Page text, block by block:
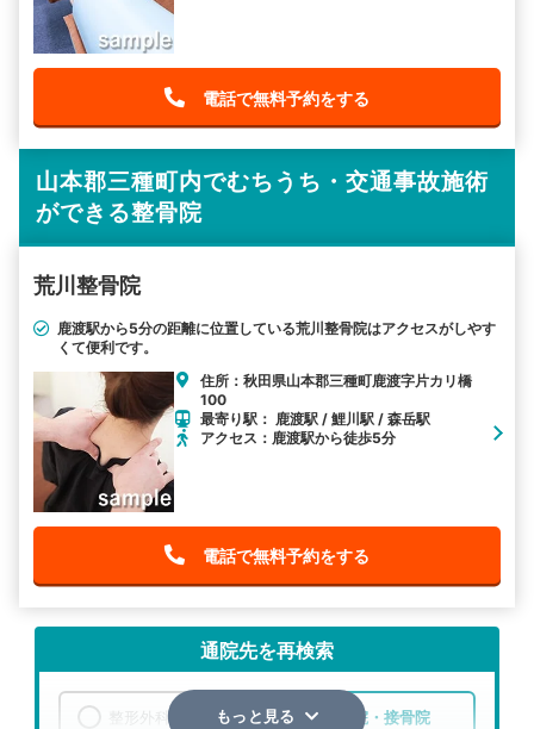
電話で無料予約をする
山本郡三種町内でむちうち・交通事故施術
ができる整骨院
荒川整骨院
鹿渡駅から5分の距離に位置している荒川整骨院はアクセスがしやす
くて便利です。
住所：秋田県山本郡三種町鹿渡字片カリ橋
100
最寄り駅： 鹿渡駅 / 鯉川駅 / 森岳駅
アクセス：鹿渡駅から徒歩5分
電話で無料予約をする
通院先を再検索
整形外科 整骨院・接骨院
もっと見る